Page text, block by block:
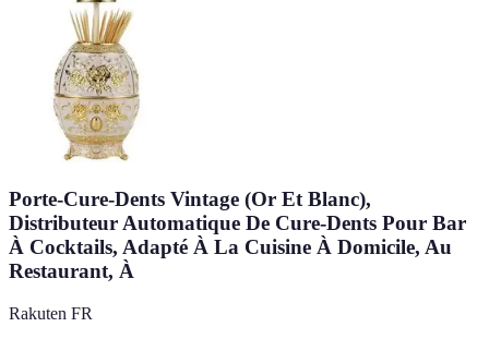
Porte-Cure-Dents Vintage (Or Et Blanc),
Distributeur Automatique De Cure-Dents Pour Bar
À Cocktails, Adapté À La Cuisine À Domicile, Au
Restaurant, À
Rakuten FR